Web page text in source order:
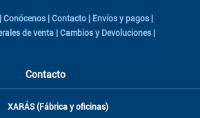
| Conócenos | Contacto | Envíos y pagos |
de venta | Cambios y Devoluciones |
Contacto
XARÁS (Fábrica y oficinas)